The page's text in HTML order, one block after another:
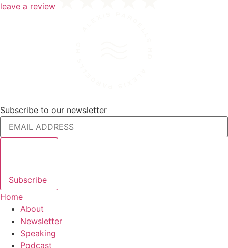
leave a review
Subscribe to our newsletter
Subscribe
Home
About
Newsletter
Speaking
Podcast